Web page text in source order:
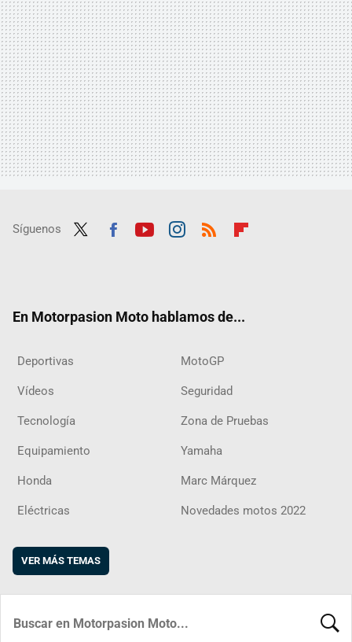
Síguenos
En Motorpasion Moto hablamos de...
Deportivas MotoGP
Vídeos Seguridad
Tecnología Zona de Pruebas
Equipamiento Yamaha
Honda Marc Márquez
Eléctricas Novedades motos 2022
VER MÁS TEMAS